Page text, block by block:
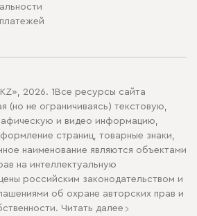
2026. 1Все ресурсы сайта
(но не ограничиваясь) текстовую,
и видео информацию,
страниц, товарные знаки,
наименование являются объектами
на интеллектуальную
российским законодательством и
об охране авторских прав и
Читать далее